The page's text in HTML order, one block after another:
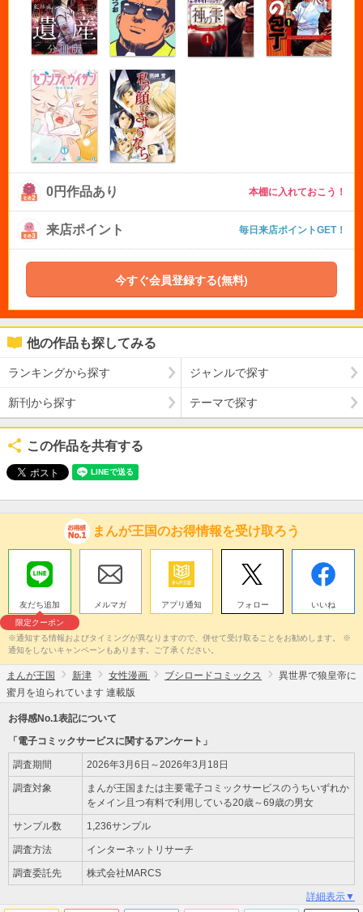
0円作品あり 本棚に入れておこう！
来店ポイント 毎日来店ポイントGET！
今すぐ会員登録する(無料)
他の作品も探してみる
ランキングから探す ジャンルで探す
新刊から探す テーマで探す
この作品を共有する
まんが王国のお得情報を受け取ろう
友だち追加
限定クーポン
メルマガ アプリ通知 フォロー いいね
※通知する情報およびタイミングが異なりますので、併せて受け取ることをお勧めします。 ※
通知をしないキャンペーンもあります。ご了承ください。
まんが王国 新津 女性漫画 ブシロードコミックス
異世界で狼皇帝に
蜜月を迫られています 連載版
お得感No.1表記について
「電子コミックサービスに関するアンケート」
調査期間 2026年3月6日～2026年3月18日
調査対象
まんが王国または主要電子コミックサービスのうちいずれか
をメイン且つ有料で利用している20歳～69歳の男女
サンプル数 1,236サンプル
調査方法 インターネットリサーチ
調査委託先 株式会社MARCS
詳細表示▼